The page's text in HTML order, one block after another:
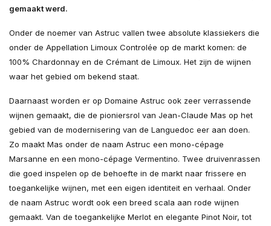
gemaakt werd.
Onder de noemer van Astruc vallen twee absolute klassiekers die
onder de Appellation Limoux Controlée op de markt komen: de
100% Chardonnay en de Crémant de Limoux. Het zijn de wijnen
waar het gebied om bekend staat.
Daarnaast worden er op Domaine Astruc ook zeer verrassende
wijnen gemaakt, die de pioniersrol van Jean-Claude Mas op het
gebied van de modernisering van de Languedoc eer aan doen.
Zo maakt Mas onder de naam Astruc een mono-cépage
Marsanne en een mono-cépage Vermentino. Twee druivenrassen
die goed inspelen op de behoefte in de markt naar frissere en
toegankelijke wijnen, met een eigen identiteit en verhaal. Onder
de naam Astruc wordt ook een breed scala aan rode wijnen
gemaakt. Van de toegankelijke Merlot en elegante Pinot Noir, tot